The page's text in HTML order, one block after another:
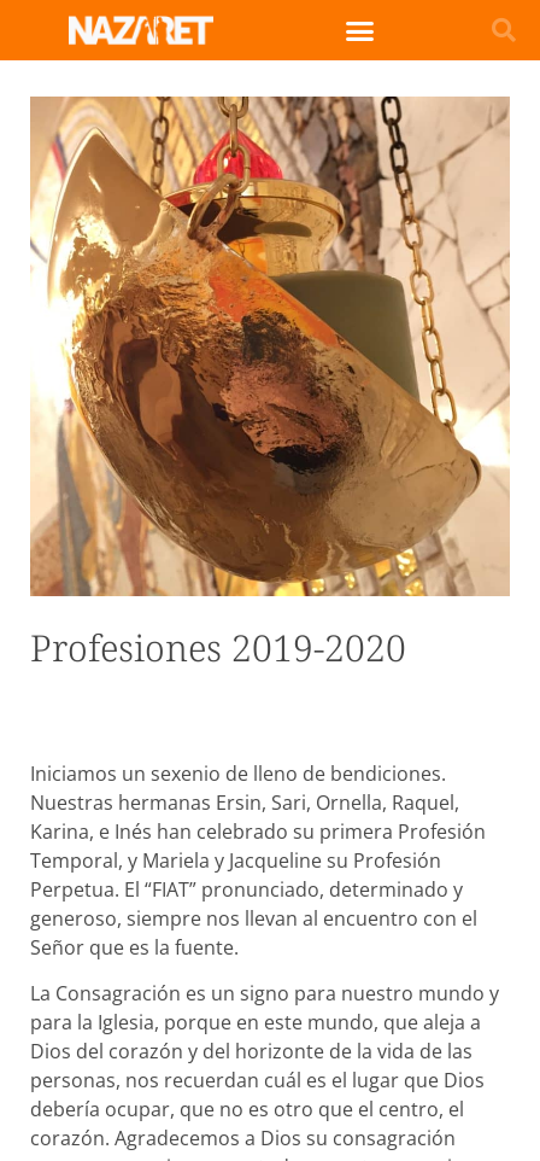
Profesiones 2019-2020
Iniciamos un sexenio de lleno de bendiciones.
Nuestras hermanas Ersin, Sari, Ornella, Raquel,
Karina, e Inés han celebrado su primera Profesión
Temporal, y Mariela y Jacqueline su Profesión
Perpetua. El “FIAT” pronunciado, determinado y
generoso, siempre nos llevan al encuentro con el
Señor que es la fuente.
La Consagración es un signo para nuestro mundo y
para la Iglesia, porque en este mundo, que aleja a
Dios del corazón y del horizonte de la vida de las
personas, nos recuerdan cuál es el lugar que Dios
debería ocupar, que no es otro que el centro, el
corazón. Agradecemos a Dios su consagración